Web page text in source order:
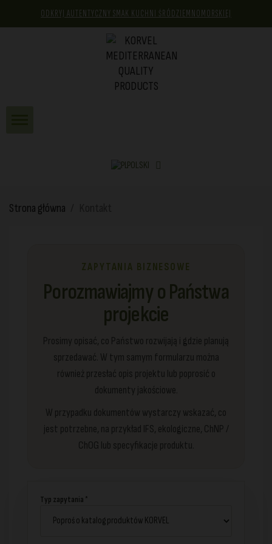
ODKRYJ AUTENTYCZNY SMAK KUCHNI ŚRÓDZIEMNOMORSKIEJ
POLSKI
Strona główna
ZAPYTANIA BIZNESOWE
Porozmawiajmy o Państwa
projekcie
Prosimy opisać, co Państwo rozwijają i gdzie planują
sprzedawać. W tym samym formularzu można
również przesłać opis projektu lub poprosić o
dokumenty jakościowe.
W przypadku dokumentów wystarczy wskazać, co
jest potrzebne, na przykład IFS, ekologiczne, ChNP /
ChOG lub specyfikacje produktu.
Typ zapytania *